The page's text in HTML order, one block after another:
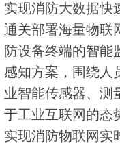
实现消防大数据快
通关部署海量物联
防设备终端的智能
感知方案，围绕人
业智能传感器、测
于工业互联网的态
实现消防物联网实